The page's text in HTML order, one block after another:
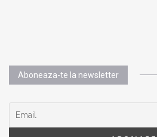
Aboneaza-te la newsletter